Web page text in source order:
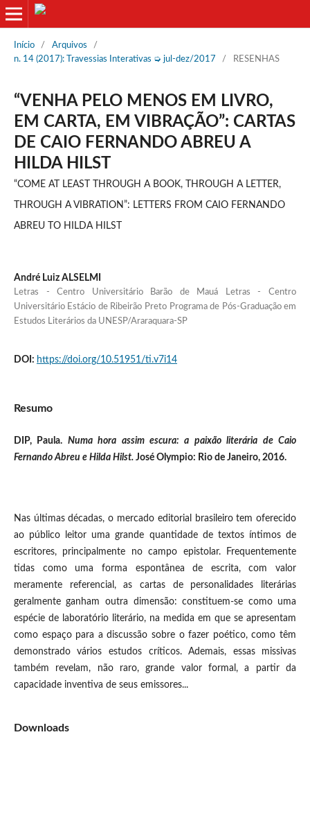
Início / Arquivos
/
n. 14 (2017): Travessias Interativas ➭ jul-dez/2017
/ RESENHAS
“VENHA PELO MENOS EM LIVRO,
EM CARTA, EM VIBRAÇÃO”: CARTAS
DE CAIO FERNANDO ABREU A
HILDA HILST
“COME AT LEAST THROUGH A BOOK, THROUGH A LETTER,
THROUGH A VIBRATION”: LETTERS FROM CAIO FERNANDO
ABREU TO HILDA HILST
André Luiz ALSELMI
Letras - Centro Universitário Barão de Mauá Letras - Centro
Universitário Estácio de Ribeirão Preto Programa de Pós-Graduação em
Estudos Literários da UNESP/Araraquara-SP
DOI: https://doi.org/10.51951/ti.v7i14
Resumo
DIP, Paula. Numa hora assim escura: a paixão literária de Caio
Fernando Abreu e Hilda Hilst. José Olympio: Rio de Janeiro, 2016.
Nas últimas décadas, o mercado editorial brasileiro tem oferecido
ao público leitor uma grande quantidade de textos íntimos de
escritores, principalmente no campo epistolar. Frequentemente
tidas como uma forma espontânea de escrita, com valor
meramente referencial, as cartas de personalidades literárias
geralmente ganham outra dimensão: constituem-se como uma
espécie de laboratório literário, na medida em que se apresentam
como espaço para a discussão sobre o fazer poético, como têm
demonstrado vários estudos críticos. Ademais, essas missivas
também revelam, não raro, grande valor formal, a partir da
capacidade inventiva de seus emissores...
Downloads